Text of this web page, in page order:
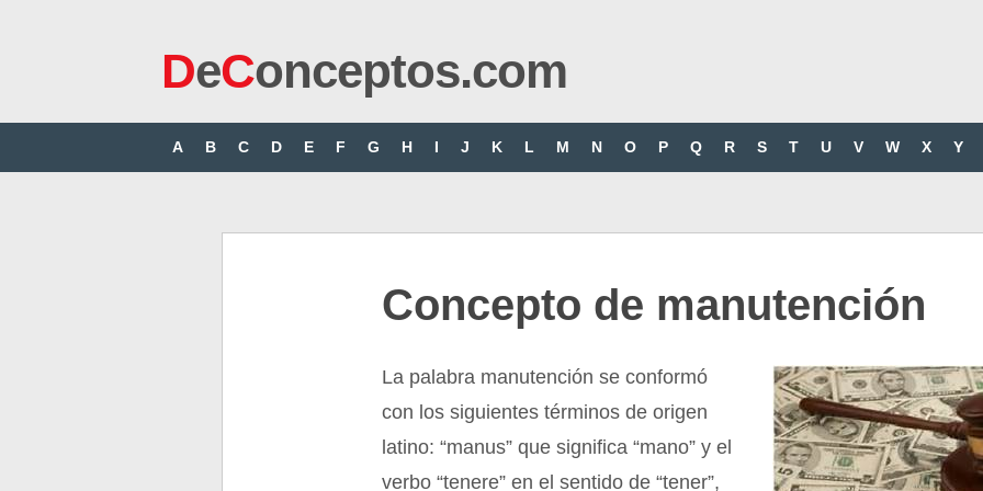
DeConceptos.com
A B C D E F G H I J K L M N O P Q R S T U V W X Y
Concepto de manutención
La palabra manutención se conformó
con los siguientes términos de origen
latino: “manus” que significa “mano” y el
verbo “tenere” en el sentido de “tener”,